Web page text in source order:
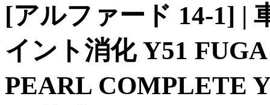
[アルファード 14-1] |
イント消化 Y51
PEARL COMPLETE